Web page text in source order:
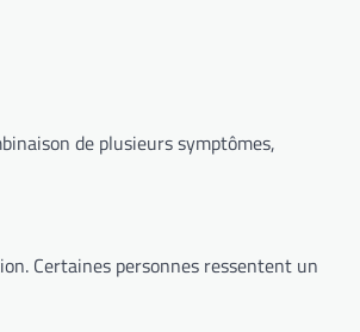
de plusieurs symptômes,
Certaines personnes ressentent un